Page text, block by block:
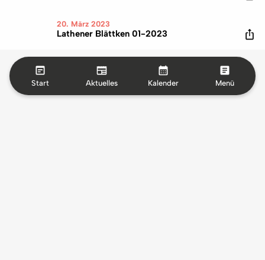
20. März 2023
Lathener Blättken 01-2023
Start Aktuelles Kalender Menü